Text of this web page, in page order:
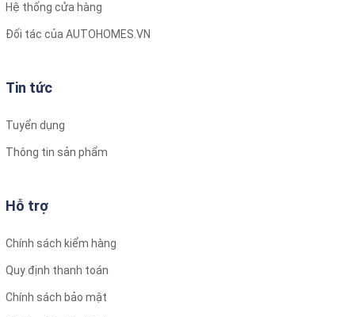
Hệ thống cửa hàng
Đối tác của AUTOHOMES.VN
Tin tức
Tuyển dụng
Thông tin sản phẩm
Hỗ trợ
Chính sách kiểm hàng
Quy định thanh toán
Chính sách bảo mật